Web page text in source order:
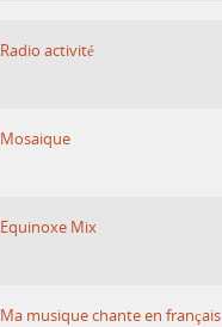
Radio activité
Mosaique
Equinoxe Mix
Ma musique chante en français